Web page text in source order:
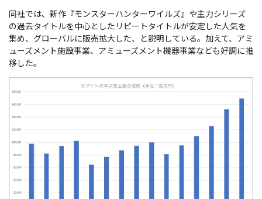
同社では、新作『モンスターハンターワイルズ』や主力シリーズ
の過去タイトルを中心としたリピートタイトルが安定した人気を
集め、グローバルに販売拡大した、と説明している。加えて、アミ
ューズメント施設事業、アミューズメント機器事業なども好調に推
移した。